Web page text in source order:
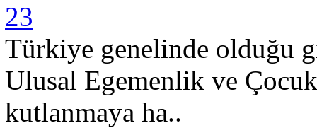
23
Türkiye genelinde olduğu
Ulusal Egemenlik ve
kutlanmaya ha..